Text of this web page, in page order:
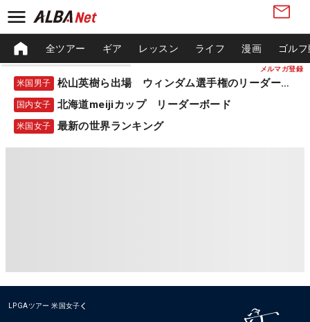
メルマガ登録
全ツアー ギア レッスン ライフ 漫画 ゴル
米国男子 松山英樹ら出場 ウィンダム選手権のリーダーボード
国内女子 北海道meijiカップ リーダーボード
米国女子 最新の世界ランキング
LPGAツアー 米国女子